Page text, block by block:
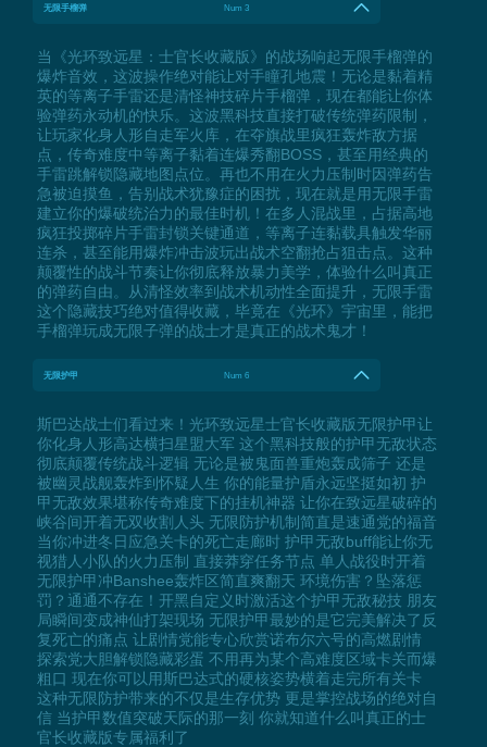
无限手榴弹 Num 3
当《光环致远星：士官长收藏版》的战场响起无限手榴弹的
爆炸音效，这波操作绝对能让对手瞳孔地震！无论是黏着精
英的等离子手雷还是清怪神技碎片手榴弹，现在都能让你体
验弹药永动机的快乐。这波黑科技直接打破传统弹药限制，
让玩家化身人形自走军火库，在夺旗战里疯狂轰炸敌方据
点，传奇难度中等离子黏着连爆秀翻BOSS，甚至用经典的
手雷跳解锁隐藏地图点位。再也不用在火力压制时因弹药告
急被迫摸鱼，告别战术犹豫症的困扰，现在就是用无限手雷
建立你的爆破统治力的最佳时机！在多人混战里，占据高地
疯狂投掷碎片手雷封锁关键通道，等离子连黏载具触发华丽
连杀，甚至能用爆炸冲击波玩出战术空翻抢占狙击点。这种
颠覆性的战斗节奏让你彻底释放暴力美学，体验什么叫真正
的弹药自由。从清怪效率到战术机动性全面提升，无限手雷
这个隐藏技巧绝对值得收藏，毕竟在《光环》宇宙里，能把
手榴弹玩成无限子弹的战士才是真正的战术鬼才！
无限护甲 Num 6
斯巴达战士们看过来！光环致远星士官长收藏版无限护甲让
你化身人形高达横扫星盟大军 这个黑科技般的护甲无敌状态
彻底颠覆传统战斗逻辑 无论是被鬼面兽重炮轰成筛子 还是
被幽灵战舰轰炸到怀疑人生 你的能量护盾永远坚挺如初 护
甲无敌效果堪称传奇难度下的挂机神器 让你在致远星破碎的
峡谷间开着无双收割人头 无限防护机制简直是速通党的福音
当你冲进冬日应急关卡的死亡走廊时 护甲无敌buff能让你无
视猎人小队的火力压制 直接莽穿任务节点 单人战役时开着
无限护甲冲Banshee轰炸区简直爽翻天 环境伤害？坠落惩
罚？通通不存在！开黑自定义时激活这个护甲无敌秘技 朋友
局瞬间变成神仙打架现场 无限护甲最妙的是它完美解决了反
复死亡的痛点 让剧情党能专心欣赏诺布尔六号的高燃剧情
探索党大胆解锁隐藏彩蛋 不用再为某个高难度区域卡关而爆
粗口 现在你可以用斯巴达式的硬核姿势横着走完所有关卡
这种无限防护带来的不仅是生存优势 更是掌控战场的绝对自
信 当护甲数值突破天际的那一刻 你就知道什么叫真正的士
官长收藏版专属福利了